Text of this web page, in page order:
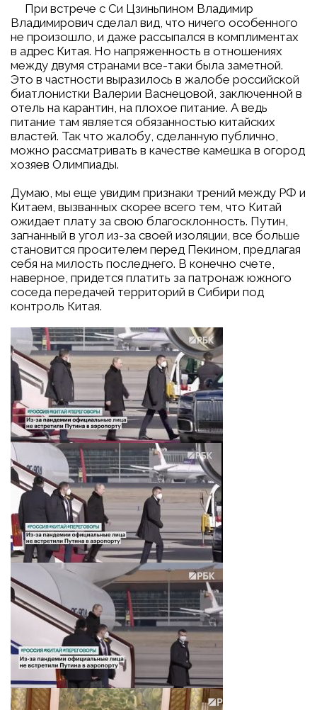
При встрече с Си Цзиньпином Владимир
Владимирович сделал вид, что ничего особенного
не произошло, и даже рассыпался в комплиментах
в адрес Китая. Но напряженность в отношениях
между двумя странами все-таки была заметной.
Это в частности выразилось в жалобе российской
биатлонистки Валерии Васнецовой, заключенной в
отель на карантин, на плохое питание. А ведь
питание там является обязанностью китайских
властей. Так что жалобу, сделанную публично,
можно рассматривать в качестве камешка в огород
хозяев Олимпиады.
Думаю, мы еще увидим признаки трений между РФ и
Китаем, вызванных скорее всего тем, что Китай
ожидает плату за свою благосклонность. Путин,
загнанный в угол из-за своей изоляции, все больше
становится просителем перед Пекином, предлагая
себя на милость последнего. В конечно счете,
наверное, придется платить за патронаж южного
соседа передачей территорий в Сибири под
контроль Китая.